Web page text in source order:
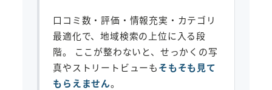
口コミ数・評価・情報充実・カテゴリ
最適化で、地域検索の上位に入る段
階。 ここが整わないと、せっかくの写
真やストリートビューもそもそも見て
もらえません。